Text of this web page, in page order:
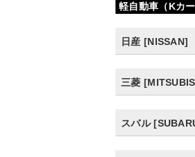
軽自動車（Kカー
日産 [NISSAN]
三菱
スバル